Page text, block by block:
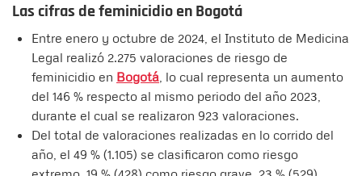
Las cifras de feminicidio en Bogotá
Entre enero y octubre de 2024, el Instituto de Medicina
Legal realizó 2.275 valoraciones de riesgo de
feminicidio en Bogotá, lo cual representa un aumento
del 146 % respecto al mismo periodo del año 2023,
durante el cual se realizaron 923 valoraciones.
Del total de valoraciones realizadas en lo corrido del
año, el 49 % (1.105) se clasificaron como riesgo